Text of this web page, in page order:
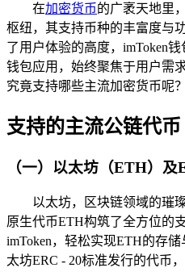
在加密货币的广袤天地里
枢纽，其支持币种的丰富度与
了用户体验的高度，imToken
钱包应用，始终聚焦于用户需
究竟支持哪些主流加密货币呢？
支持的主流公链代币
（一）以太坊（ETH）及
以太坊，区块链领域的璀
原生代币ETH构筑了全方位的
imToken，轻松实现ETH的存
太坊ERC - 20标准发行的代币